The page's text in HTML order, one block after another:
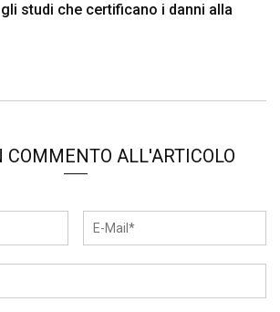
studi che certificano i danni alla
COMMENTO ALL'ARTICOLO